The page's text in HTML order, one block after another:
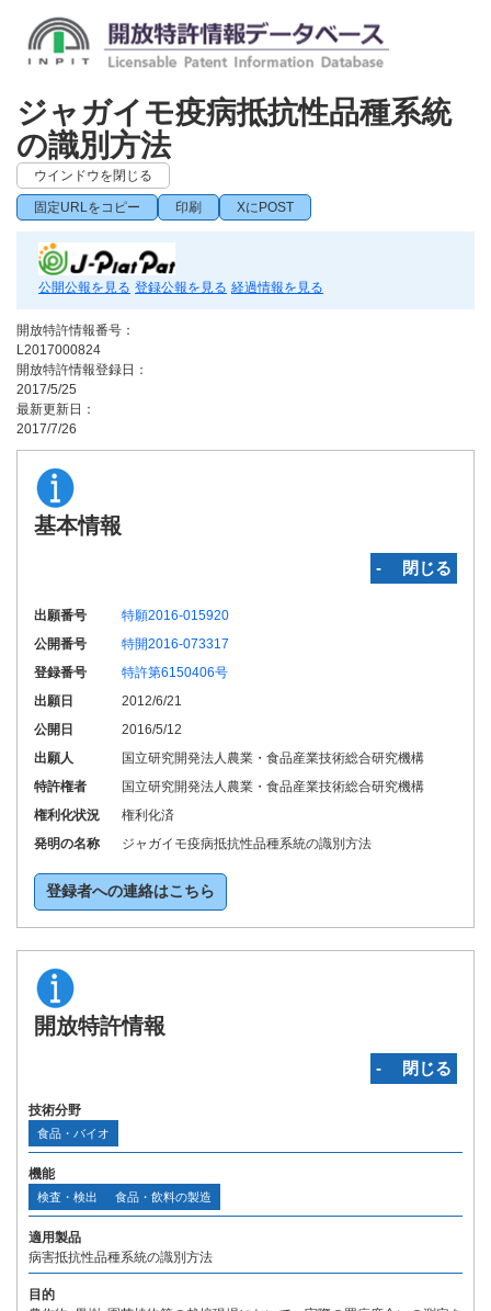
ジャガイモ疫病抵抗性品種系統
の識別方法
ウインドウを閉じる
固定URLをコピー 印刷 XにPOST
公開公報を見る 登録公報を見る 経過情報を見る
開放特許情報番号：
L2017000824
開放特許情報登録日：
2017/5/25
最新更新日：
2017/7/26
基本情報
‐ 閉じる
出願番号
特願2016-015920
公開番号
特開2016-073317
登録番号
特許第6150406号
出願日
2012/6/21
公開日
2016/5/12
出願人
国立研究開発法人農業・食品産業技術総合研究機構
特許権者
国立研究開発法人農業・食品産業技術総合研究機構
権利化状況
権利化済
発明の名称
ジャガイモ疫病抵抗性品種系統の識別方法
登録者への連絡はこちら
開放特許情報
‐ 閉じる
技術分野
食品・バイオ
機能
検査・検出 食品・飲料の製造
適用製品
病害抵抗性品種系統の識別方法
目的